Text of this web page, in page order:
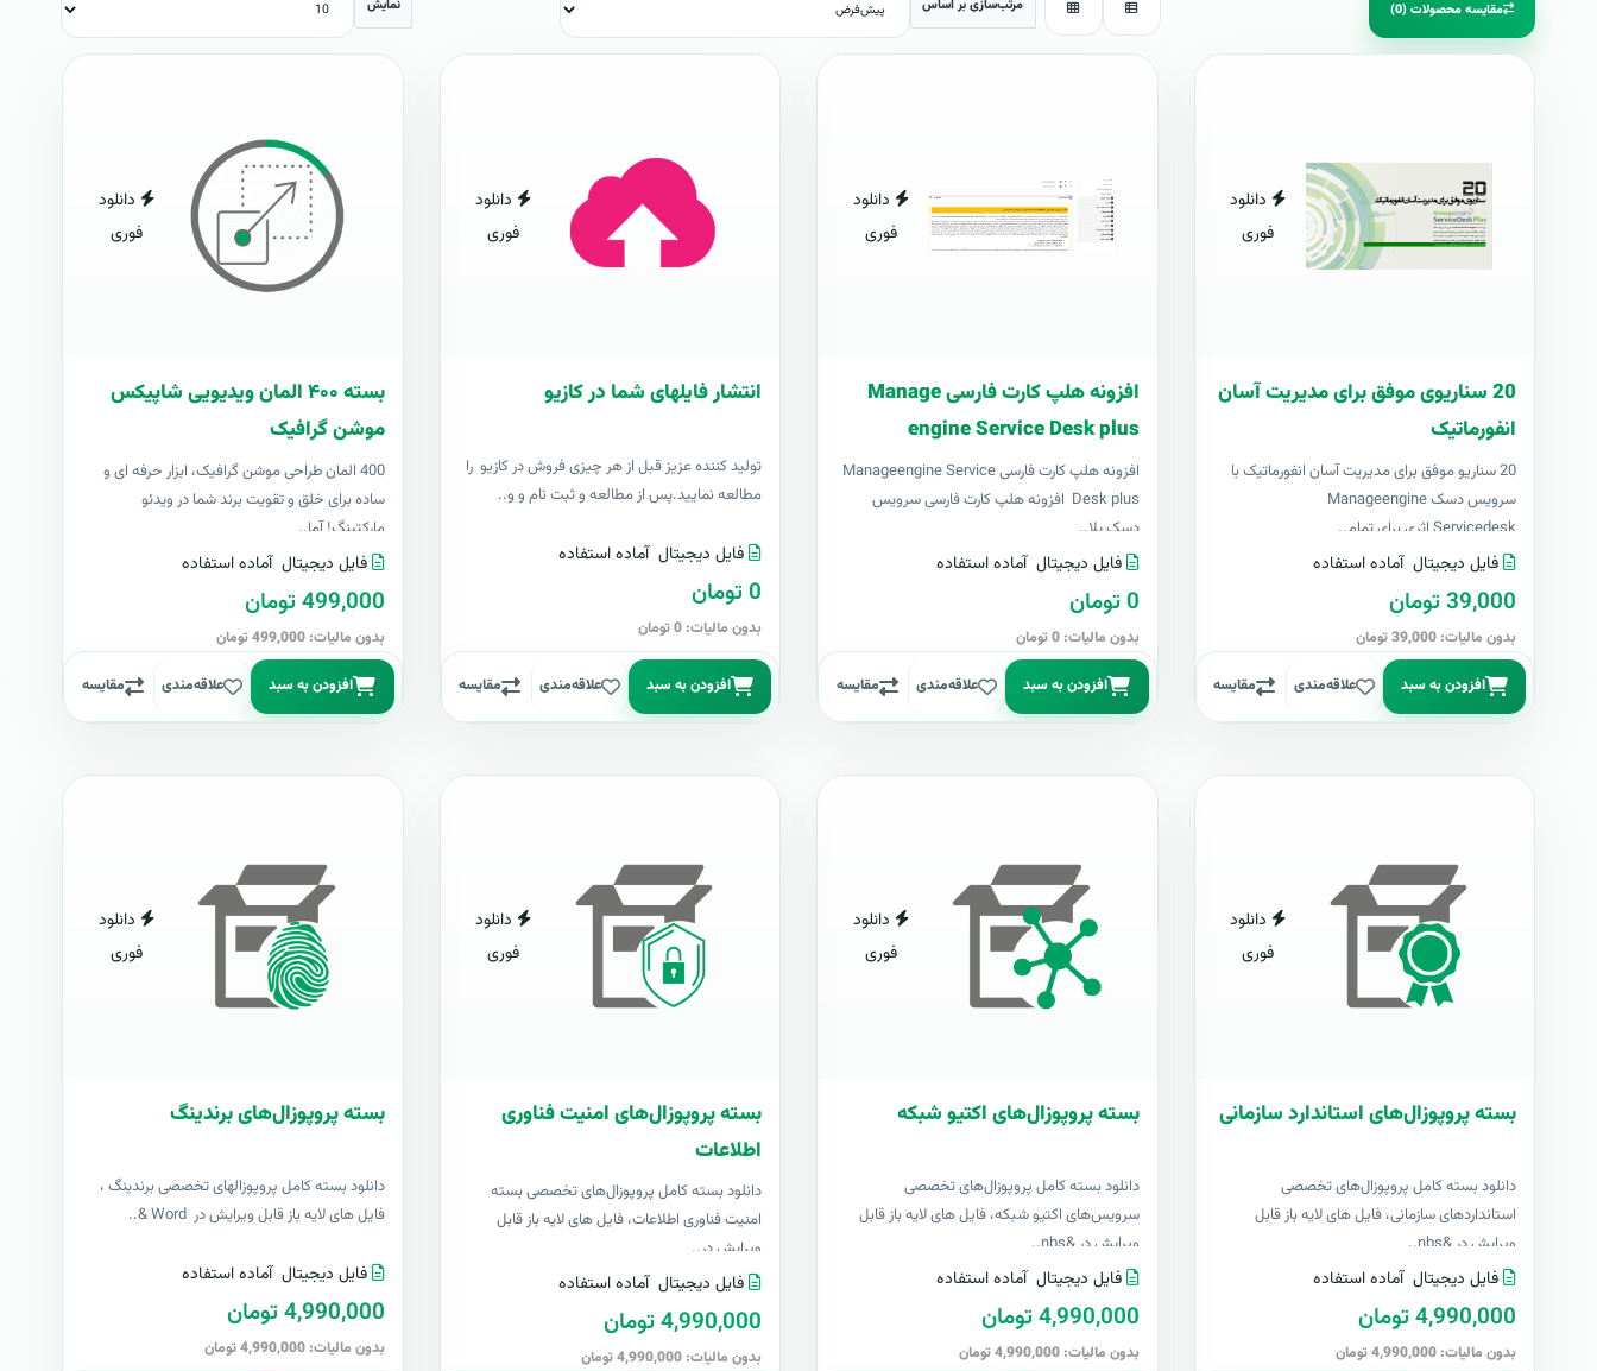
مقایسه محصولات (0) مرتب‌سازی بر اساس نمایش
دانلود
فوری
20 سناریوی موفق برای مدیریت آسان
انفورماتیک
20 سناریو موفق برای مدیریت آسان انفورماتیک با
سرویس دسک Manageengine
Servicedesk اثری برای تمام..
فایل دیجیتال آماده استفاده
39,000 تومان
بدون مالیات: 39,000 تومان
افزودن به سبد علاقه‌مندی مقایسه
دانلود
فوری
افزونه هلپ کارت فارسی Manage
engine Service Desk plus
افزونه هلپ کارت فارسی Manageengine Service
Desk plus افزونه هلپ کارت فارسی سرویس
دسک پلا..
فایل دیجیتال آماده استفاده
0 تومان
بدون مالیات: 0 تومان
افزودن به سبد علاقه‌مندی مقایسه
دانلود
فوری
انتشار فایلهای شما در کازیو
توليد کننده عزيز قبل از هر چیزی فروش در کازیو را
مطالعه نمایید.پس از مطالعه و ثبت نام و و..
فایل دیجیتال آماده استفاده
0 تومان
بدون مالیات: 0 تومان
افزودن به سبد علاقه‌مندی مقایسه
دانلود
فوری
بسته ۴۰۰ المان ویدیویی شاپیکس
موشن گرافیک
400 المان طراحی موشن گرافیک، ابزار حرفه ای و
ساده برای خلق و تقویت برند شما در ویدئو
مارکتینگ! آما..
فایل دیجیتال آماده استفاده
499,000 تومان
بدون مالیات: 499,000 تومان
افزودن به سبد علاقه‌مندی مقایسه
دانلود
فوری
بسته پروپوزال‌های استاندارد سازمانی
دانلود بسته کامل پروپوزال‌های تخصصی
استانداردهای سازمانی، فایل های لایه باز قابل
ویرایش در &nbs..
فایل دیجیتال آماده استفاده
4,990,000 تومان
بدون مالیات: 4,990,000 تومان
دانلود
فوری
بسته پروپوزال‌های اکتیو شبکه
دانلود بسته کامل پروپوزال‌های تخصصی
سرویس‌های اکتیو شبکه، فایل های لایه باز قابل
ویرایش در &nbs..
فایل دیجیتال آماده استفاده
4,990,000 تومان
بدون مالیات: 4,990,000 تومان
دانلود
فوری
بسته پروپوزال‌های امنیت فناوری
اطلاعات
دانلود بسته کامل پروپوزال‌های تخصصی بسته
امنیت فناوری اطلاعات، فایل های لایه باز قابل
ویرایش در..
فایل دیجیتال آماده استفاده
4,990,000 تومان
بدون مالیات: 4,990,000 تومان
دانلود
فوری
بسته پروپوزال‌های برندینگ
دانلود بسته کامل پروپوزالهای تخصصی برندینگ ،
فایل های لایه باز قابل ویرایش در Word &..
فایل دیجیتال آماده استفاده
4,990,000 تومان
بدون مالیات: 4,990,000 تومان